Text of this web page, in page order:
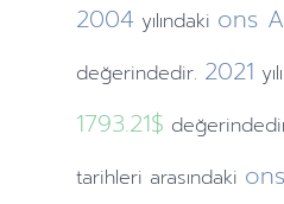
2004 yılındaki ons
değerindedir. 2021
1793.21$
tarihleri arasındaki